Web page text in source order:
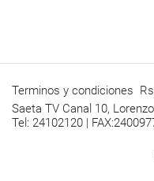
Terminos y condiciones
Saeta TV Canal 10,
Tel: 24102120 |